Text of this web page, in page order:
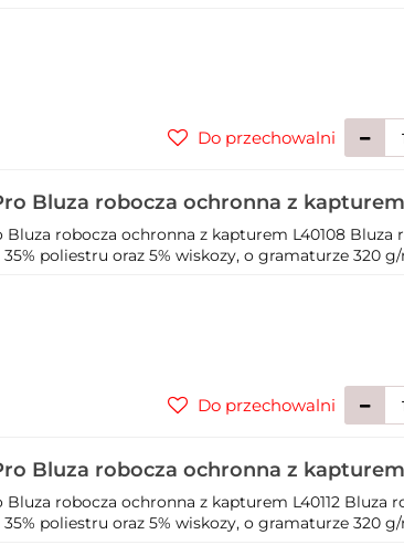
Do przechowalni
Bluza robocza ochronna z kapturem
Bluza robocza ochronna z kapturem L40108 Bluza
35% poliestru oraz 5% wiskozy, o gramaturze 320
Do przechowalni
Bluza robocza ochronna z kapturem
Bluza robocza ochronna z kapturem L40112 Bluza
35% poliestru oraz 5% wiskozy, o gramaturze 320